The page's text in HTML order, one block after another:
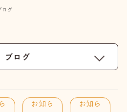
ログ
ブログ
お知ら
お知ら